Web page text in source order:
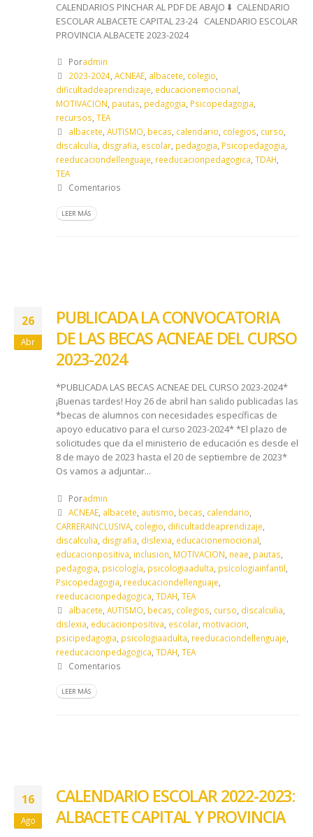
CALENDARIOS PINCHAR AL PDF DE ABAJO ⬇️​ CALENDARIO
ESCOLAR ALBACETE CAPITAL 23-24 CALENDARIO ESCOLAR
PROVINCIA ALBACETE 2023-2024
Poradmin
2023-2024, ACNEAE, albacete, colegio,
dificultaddeaprendizaje, educacionemocional,
MOTIVACION, pautas, pedagogia, Psicopedagogia,
recursos, TEA
albacete, AUTISMO, becas, calendario, colegios, curso,
discalculia, disgrafia, escolar, pedagogia, Psicopedagogia,
reeducaciondellenguaje, reeducacionpedagogica, TDAH,
TEA
Comentarios
LEER MÁS
26
Abr
PUBLICADA LA CONVOCATORIA
DE LAS BECAS ACNEAE DEL CURSO
2023-2024
*PUBLICADA LAS BECAS ACNEAE DEL CURSO 2023-2024*
¡Buenas tardes! Hoy 26 de abril han salido publicadas las
*becas de alumnos con necesidades específicas de
apoyo educativo para el curso 2023-2024* *El plazo de
solicitudes que da el ministerio de educación es desde el
8 de mayo de 2023 hasta el 20 de septiembre de 2023*
Os vamos a adjuntar...
Poradmin
ACNEAE, albacete autismo becas calendario
CARRERAINCLUSIVA colegio dificultaddeaprendizaje
discalculia disgrafia dislexia educacionemocional
educacionpositiva inclusion MOTIVACION neae pautas
pedagogia psicología psicologiaadulta psicologiainfantil
Psicopedagogia reeducaciondellenguaje
reeducacionpedagogica TDAH TEA
albacete AUTISMO becas colegios curso discalculia
dislexia educacionpositiva escolar motivacion
psicipedagogia psicologiaadulta reeducaciondellenguaje
reeducacionpedagogica TDAH TEA
Comentarios
LEER MÁS
16
Ago
CALENDARIO ESCOLAR 2022-2023:
ALBACETE CAPITAL Y PROVINCIA